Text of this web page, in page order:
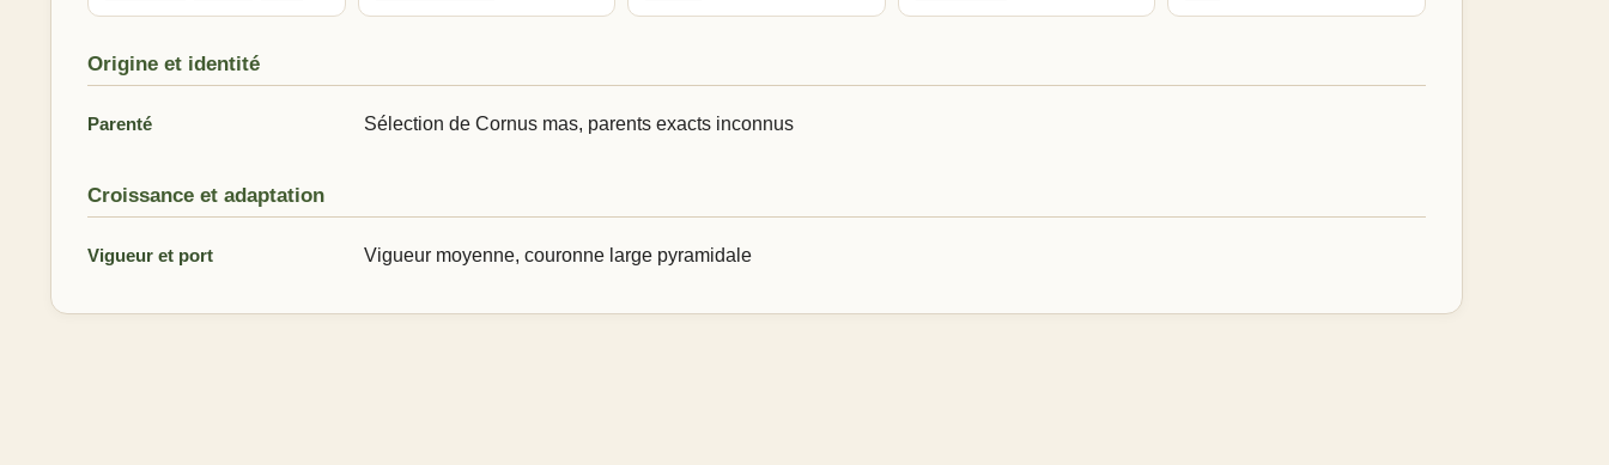
Origine et identité
Parenté Sélection de Cornus mas, parents exacts inconnus
Croissance et adaptation
Vigueur et port Vigueur moyenne, couronne large pyramidale